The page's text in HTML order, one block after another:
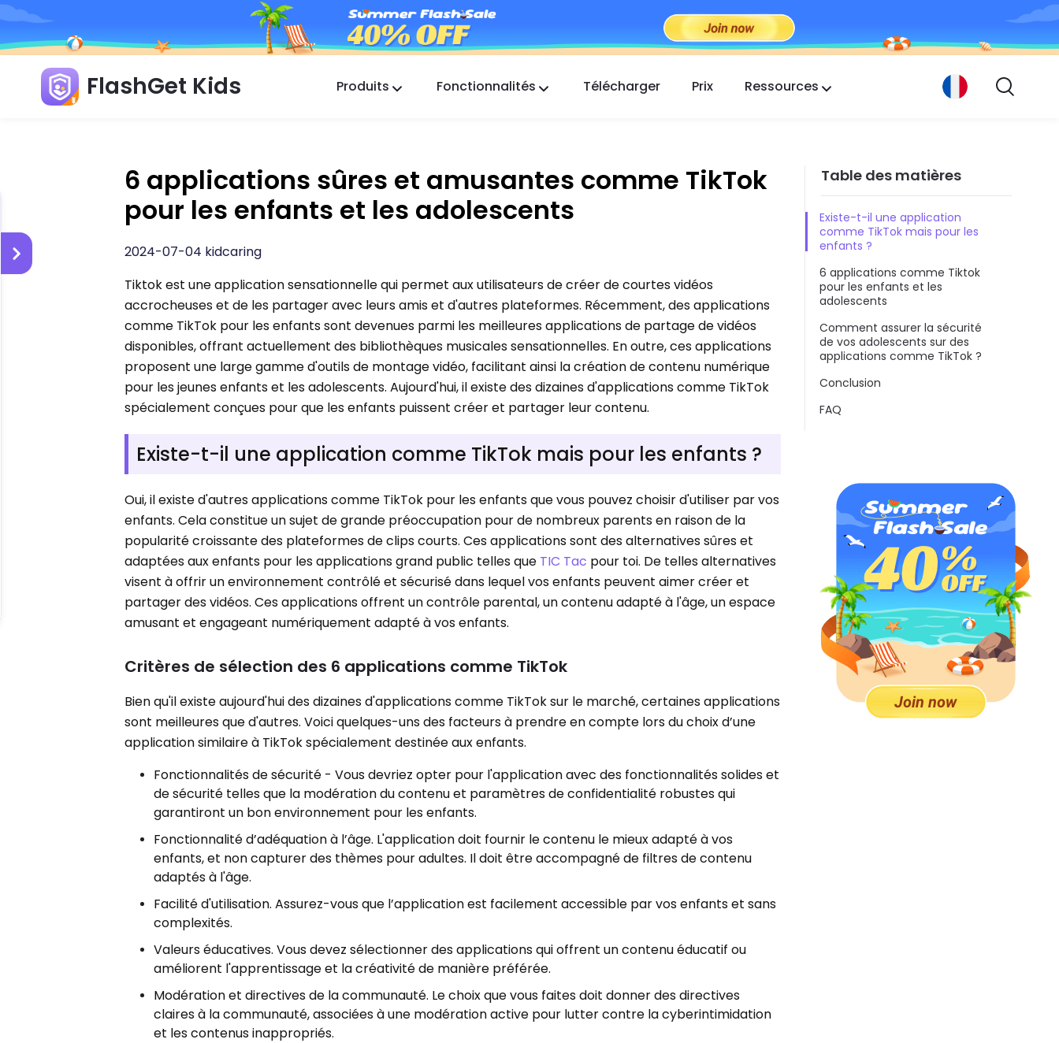
FlashGet Kids Produits
FlashGet Finder
La sécurité anti-vol de votre téléphone, notre
responsabilité.
Fonctionnalités Télécharger Prix Ressources
6 applications sûres et amusantes comme TikTok
pour les enfants et les adolescents
2024-07-04 kidcaring
Tiktok est une application sensationnelle qui permet aux utilisateurs de créer de courtes vidéos
accrocheuses et de les partager avec leurs amis et d'autres plateformes. Récemment, des applications
comme TikTok pour les enfants sont devenues parmi les meilleures applications de partage de vidéos
disponibles, offrant actuellement des bibliothèques musicales sensationnelles. En outre, ces applications
proposent une large gamme d'outils de montage vidéo, facilitant ainsi la création de contenu numérique
pour les jeunes enfants et les adolescents. Aujourd'hui, il existe des dizaines d'applications comme TikTok
spécialement conçues pour que les enfants puissent créer et partager leur contenu.
Existe-t-il une application comme TikTok mais pour les enfants ?
Oui, il existe d'autres applications comme TikTok pour les enfants que vous pouvez choisir d'utiliser par vos
enfants. Cela constitue un sujet de grande préoccupation pour de nombreux parents en raison de la
popularité croissante des plateformes de clips courts. Ces applications sont des alternatives sûres et
adaptées aux enfants pour les applications grand public telles que TIC Tac pour toi. De telles alternatives
visent à offrir un environnement contrôlé et sécurisé dans lequel vos enfants peuvent aimer créer et
partager des vidéos. Ces applications offrent un contrôle parental, un contenu adapté à l'âge, un espace
amusant et engageant numériquement adapté à vos enfants.
Critères de sélection des 6 applications comme TikTok
Bien qu'il existe aujourd'hui des dizaines d'applications comme TikTok sur le marché, certaines applications
sont meilleures que d'autres. Voici quelques-uns des facteurs à prendre en compte lors du choix d’une
application similaire à TikTok spécialement destinée aux enfants.
Fonctionnalités de sécurité - Vous devriez opter pour l'application avec des fonctionnalités solides et
de sécurité telles que la modération du contenu et paramètres de confidentialité robustes qui
garantiront un bon environnement pour les enfants.
Fonctionnalité d’adéquation à l’âge. L'application doit fournir le contenu le mieux adapté à vos
enfants, et non capturer des thèmes pour adultes. Il doit être accompagné de filtres de contenu
adaptés à l'âge.
Facilité d'utilisation. Assurez-vous que l’application est facilement accessible par vos enfants et sans
complexités.
Valeurs éducatives. Vous devez sélectionner des applications qui offrent un contenu éducatif ou
améliorent l'apprentissage et la créativité de manière préférée.
Modération et directives de la communauté. Le choix que vous faites doit donner des directives
claires à la communauté, associées à une modération active pour lutter contre la cyberintimidation
et les contenus inappropriés.
Table des matières
Existe-t-il une application
comme TikTok mais pour les
enfants ?
6 applications comme Tiktok
pour les enfants et les
adolescents
Comment assurer la sécurité
de vos adolescents sur des
applications comme TikTok ?
Conclusion
FAQ